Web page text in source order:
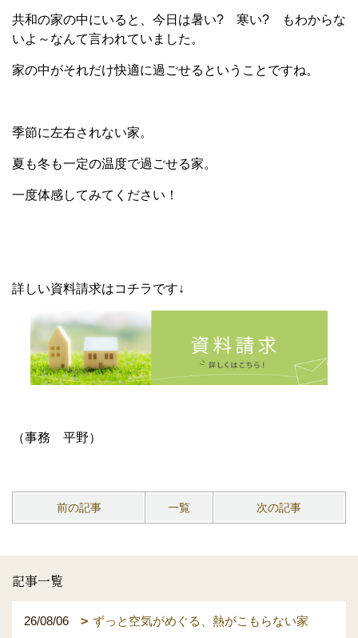
共和の家の中にいると、今日は暑い? 寒い? もわからな
いよ～なんて言われていました。
家の中がそれだけ快適に過ごせるということですね。
季節に左右されない家。
夏も冬も一定の温度で過ごせる家。
一度体感してみてください！
詳しい資料請求はコチラです↓
（事務 平野）
前の記事 一覧 次の記事
記事一覧
26/08/06 ずっと空気がめぐる、熱がこもらない家